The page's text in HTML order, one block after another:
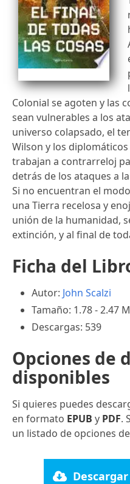
Colonial se agoten y las
sean vulnerables a los
universo colapsado, el
Wilson y los
trabajan a contrarreloj
detrás de los ataques a
Si no encuentran el
una Tierra recelosa y
unión de la humanidad,
extinción, y al final de
Ficha del
Autor: John Scalzi
Tamaño: 1.78 - 2.47
Descargas: 539
Opciones de
disponibles
Si quieres puedes
en formato EPUB y PDF.
un listado de opciones
Descargar